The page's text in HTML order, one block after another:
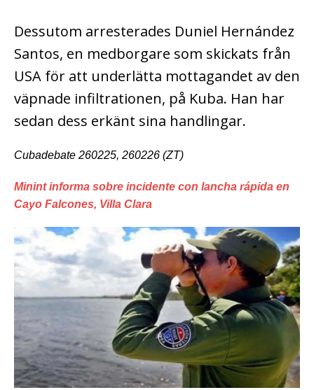
Dessutom arresterades Duniel Hernández
Santos, en medborgare som skickats från
USA för att underlätta mottagandet av den
väpnade infiltrationen, på Kuba. Han har
sedan dess erkänt sina handlingar.
Cubadebate 260225, 260226 (ZT)
Minint informa sobre incidente con lancha rápida en
Cayo Falcones, Villa Clara